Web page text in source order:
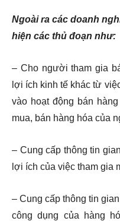
Ngoài ra các doanh
hiện các thủ đoạn như:
– Cho người tham gia
lợi ích kinh tế khác từ
vào hoạt động bán
mua, bán hàng hóa của
– Cung cấp thông tin
lợi ích của việc tham gia
– Cung cấp thông tin
công dụng của hàng